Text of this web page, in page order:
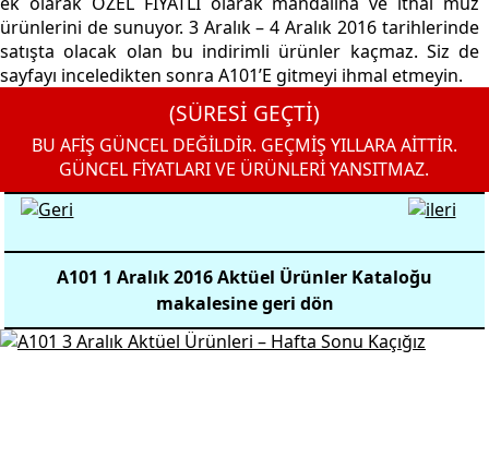
ürünlerini de sunuyor. 3 Aralık – 4 Aralık 2016 tarihlerinde
satışta olacak olan bu indirimli ürünler kaçmaz. Siz de
sayfayı inceledikten sonra A101’E gitmeyi ihmal etmeyin.
(SÜRESİ GEÇTİ)
BU AFİŞ GÜNCEL DEĞİLDİR. GEÇMİŞ YILLARA AİTTİR.
GÜNCEL FİYATLARI VE ÜRÜNLERİ YANSITMAZ.
A101 1 Aralık 2016 Aktüel Ürünler Kataloğu
makalesine geri dön